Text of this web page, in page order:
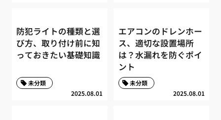
防犯ライトの種類と選
び方、取り付け前に知
っておきたい基礎知識
2025.08.01
未分類
エアコンのドレンホー
ス、適切な設置場所
は？水漏れを防ぐポイ
ント
2025.08.01
未分類